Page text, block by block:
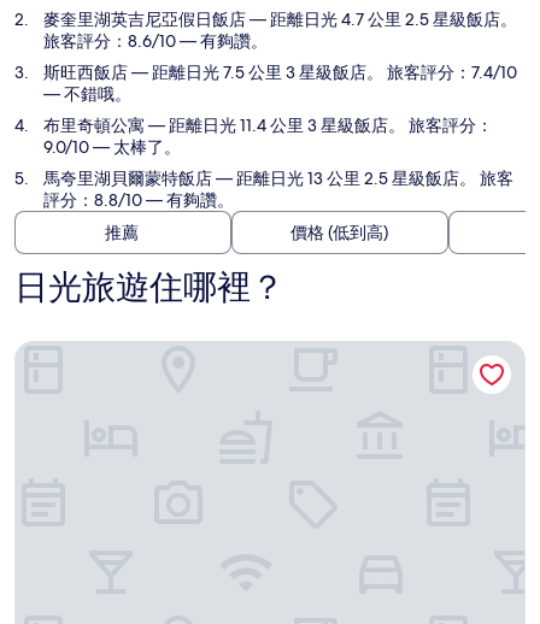
麥奎里湖英吉尼亞假日飯店— 距離日光 4.7 公里 2.5 星級飯店。
旅客評分：8.6/10 — 有夠讚。
斯旺西飯店— 距離日光 7.5 公里 3 星級飯店。 旅客評分：7.4/10
— 不錯哦。
布里奇頓公寓 — 距離日光 11.4 公里 3 星級飯店。 旅客評分：
9.0/10 — 太棒了。
馬夸里湖貝爾蒙特飯店— 距離日光 13 公里 2.5 星級飯店。 旅客
評分：8.8/10 — 有夠讚。
推薦
價格 (低到高)
日光旅遊住哪裡？
曼莫拉湖汽車旅館